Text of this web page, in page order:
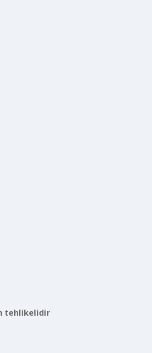
tehlikelidir